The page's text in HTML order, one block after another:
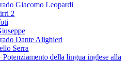
Giacomo Leopardi
2
Dante Alighieri
Serra
Potenziamento della lingua inglese alla